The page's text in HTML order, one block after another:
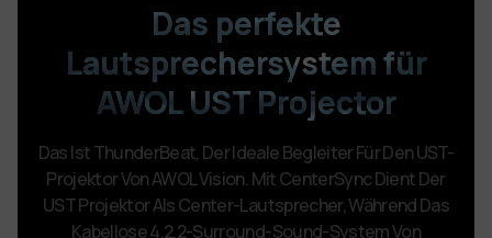
Das perfekte
Lautsprechersystem für
AWOL UST Projector
Das Ist ThunderBeat, Der Ideale Begleiter Für Den UST-
Projektor Von AWOL Vision. Mit CenterSync Dient Der
UST Projektor Als Center-Lautsprecher, Während Das
Kabellose 4.2.2-Surround-Sound-System Von